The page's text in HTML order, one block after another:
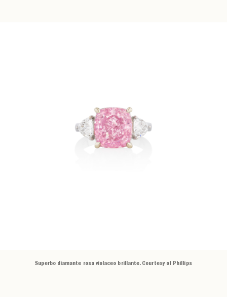
Superbo diamante rosa violaceo brillante. Courtesy of Phillips